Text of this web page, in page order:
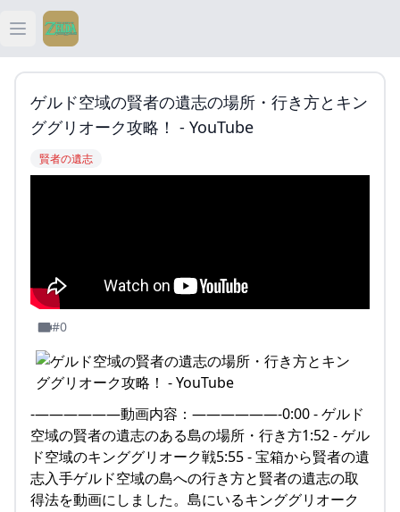
Open main menu
ティアキン
ティアキン 祠
ゲルド空域の賢者の遺志の場所・行き方とキン
ググリオーク攻略！ - YouTube
賢者の遺志
#0
-——————動画内容：——————-0:00 - ゲルド
空域の賢者の遺志のある島の場所・行き方1:52 - ゲル
ド空域のキンググリオーク戦5:55 - 宝箱から賢者の遺
志入手ゲルド空域の島への行き方と賢者の遺志の取
得法を動画にしました。島にいるキンググリオーク